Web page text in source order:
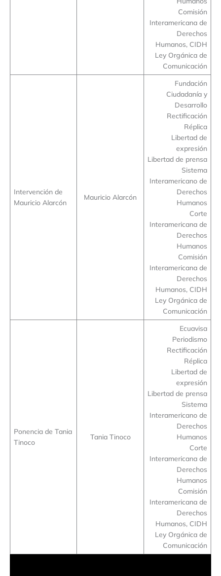
Comisión
Interamericana de
Derechos
Humanos, CIDH
Ley Orgánica de
Comunicación
Intervención de
Mauricio Alarcón
Mauricio Alarcón
Fundación
Ciudadanía y
Desarrollo
Rectificación
Réplica
Libertad de
expresión
Libertad de prensa
Sistema
Interamericano de
Derechos
Humanos
Corte
Interamericana de
Derechos
Humanos
Comisión
Interamericana de
Derechos
Humanos, CIDH
Ley Orgánica de
Comunicación
Ponencia de Tania
Tinoco
Tania Tinoco
Ecuavisa
Periodismo
Rectificación
Réplica
Libertad de
expresión
Libertad de prensa
Sistema
Interamericano de
Derechos
Humanos
Corte
Interamericana de
Derechos
Humanos
Comisión
Interamericana de
Derechos
Humanos, CIDH
Ley Orgánica de
Comunicación